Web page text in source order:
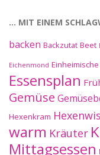
… MIT EINEM
backen Backzutat Beet
Eichenmond
Essensplan
Gemüse
Hexenkram
warm Kräuter
Mittagsessen